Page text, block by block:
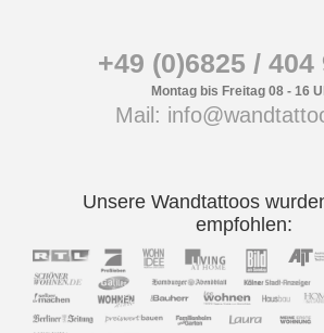
+49 (0)6825 / 404
Montag bis Freitag 08 - 16
Mail:
Unsere Wandtattoos
empfohlen: